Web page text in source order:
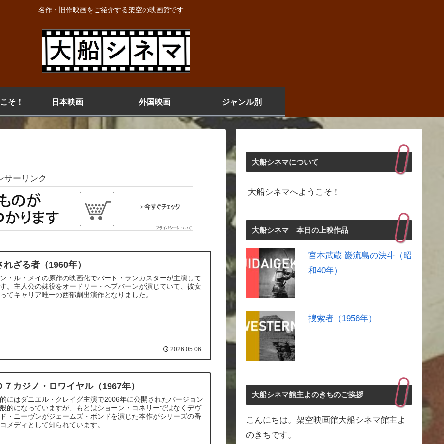
名作・旧作映画をご紹介する架空の映画館です
そ！ 日本映画 外国映画 ジャンル別
サーリンク
れざる者（1960年）
・ル・メイの原作の映画化でバート・ランカスターが主演して
。主人公の妹役をオードリー・ヘプバーンが演じていて、彼女
てキャリア唯一の西部劇出演作となりました。
2026.05.06
７カジノ・ロワイヤル（1967年）
にはダニエル・クレイグ主演で2006年に公開されたバージョン
的になっていますが、もとはショーン・コネリーではなくデヴ
・ニーヴンがジェームズ・ボンドを演じた本作がシリーズの番
メディとして知られています。
大船シネマについて
大船シネマへようこそ！
大船シネマ 本日の上映作品
宮本武蔵 巌流島の決斗（昭
和40年）
捜索者（1956年）
大船シネマ館主よのきちのご挨拶
こんにちは。架空映画館大船シネマ館主よ
のきちです。